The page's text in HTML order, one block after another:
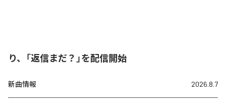
り、「返信まだ？」を配信開始
新曲情報 2026.8.7